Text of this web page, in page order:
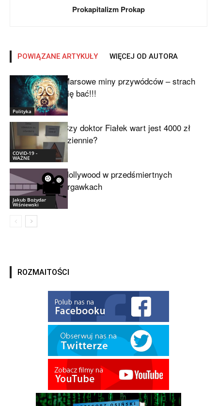
Prokapitalizm Prokap
POWIĄZANE ARTYKUŁY WIĘCEJ OD AUTORA
Polityka
Marsowe miny przywódców – strach
się bać!!!
COVID-19 -
WAŻNE
Czy doktor Fiałek wart jest 4000 zł
dziennie?
Jakub Bożydar
Wiśniewski
Hollywood w przedśmiertnych
drgawkach
ROZMAITOŚCI